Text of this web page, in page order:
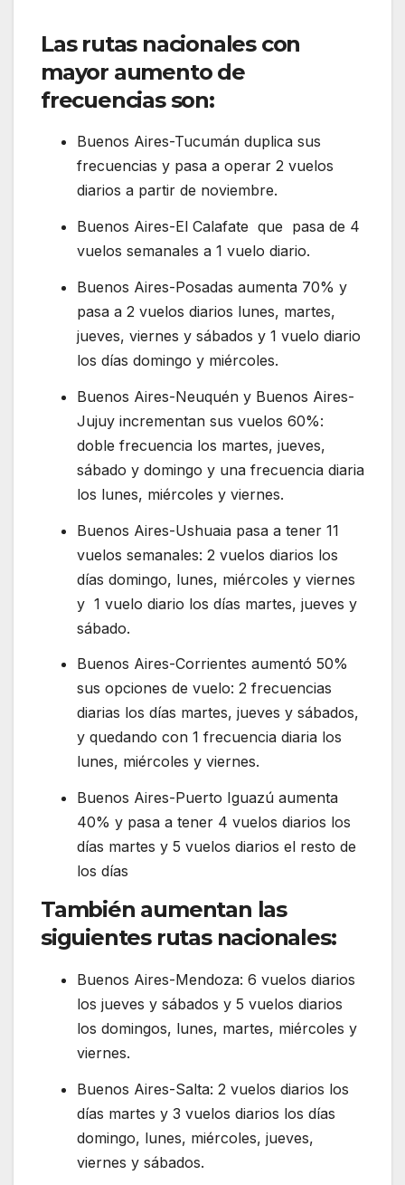
Las rutas nacionales con
mayor aumento de
frecuencias son:
Buenos Aires-Tucumán duplica sus
frecuencias y pasa a operar 2 vuelos
diarios a partir de noviembre.
Buenos Aires-El Calafate que pasa de 4
vuelos semanales a 1 vuelo diario.
Buenos Aires-Posadas aumenta 70% y
pasa a 2 vuelos diarios lunes, martes,
jueves, viernes y sábados y 1 vuelo diario
los días domingo y miércoles.
Buenos Aires-Neuquén y Buenos Aires-
Jujuy incrementan sus vuelos 60%:
doble frecuencia los martes, jueves,
sábado y domingo y una frecuencia diaria
los lunes, miércoles y viernes.
Buenos Aires-Ushuaia pasa a tener 11
vuelos semanales: 2 vuelos diarios los
días domingo, lunes, miércoles y viernes
y 1 vuelo diario los días martes, jueves y
sábado.
Buenos Aires-Corrientes aumentó 50%
sus opciones de vuelo: 2 frecuencias
diarias los días martes, jueves y sábados,
y quedando con 1 frecuencia diaria los
lunes, miércoles y viernes.
Buenos Aires-Puerto Iguazú aumenta
40% y pasa a tener 4 vuelos diarios los
días martes y 5 vuelos diarios el resto de
los días
También aumentan las
siguientes rutas nacionales:
Buenos Aires-Mendoza: 6 vuelos diarios
los jueves y sábados y 5 vuelos diarios
los domingos, lunes, martes, miércoles y
viernes.
Buenos Aires-Salta: 2 vuelos diarios los
días martes y 3 vuelos diarios los días
domingo, lunes, miércoles, jueves,
viernes y sábados.